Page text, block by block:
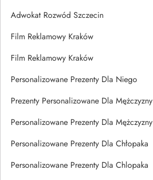
Adwokat Rozwód Szczecin
Film Reklamowy Kraków
Film Reklamowy Kraków
Personalizowane Prezenty Dla Niego
Prezenty Personalizowane Dla Mężczyzny
Personalizowane Prezenty Dla Mężczyzny
Personalizowane Prezenty Dla Chłopaka
Personalizowane Prezenty Dla Chlopaka